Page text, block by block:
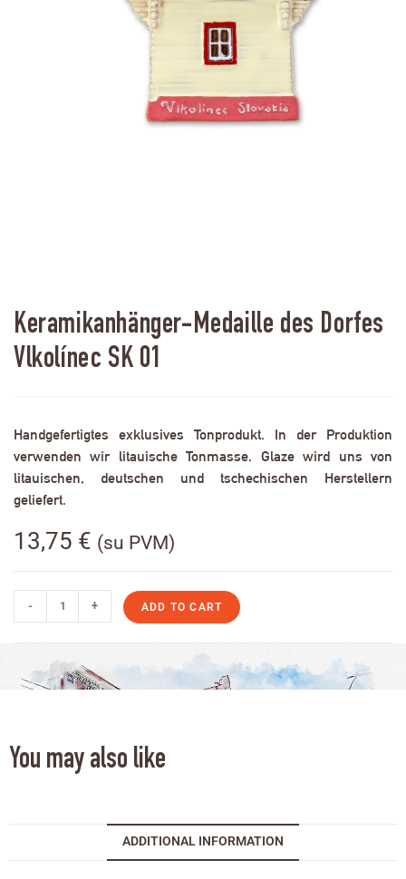
Keramikanhänger-Medaille des Dorfes
Vlkolínec SK 01
Handgefertigtes exklusives Tonprodukt. In der Produktion
verwenden wir litauische Tonmasse. Glaze wird uns von
litauischen, deutschen und tschechischen Herstellern
geliefert.
13,75 € (su PVM)
- + ADD TO CART
You may also like
ADDITIONAL INFORMATION